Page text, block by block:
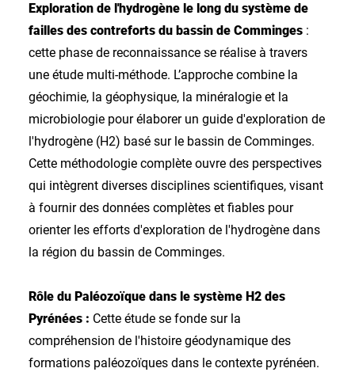
Exploration de l'hydrogène le long du système de
failles des contreforts du bassin de Comminges :
cette phase de reconnaissance se réalise à travers
une étude multi-méthode. L’approche combine la
géochimie, la géophysique, la minéralogie et la
microbiologie pour élaborer un guide d'exploration de
l'hydrogène (H2) basé sur le bassin de Comminges.
Cette méthodologie complète ouvre des perspectives
qui intègrent diverses disciplines scientifiques, visant
à fournir des données complètes et fiables pour
orienter les efforts d'exploration de l'hydrogène dans
la région du bassin de Comminges.
Rôle du Paléozoïque dans le système H2 des
Pyrénées : Cette étude se fonde sur la
compréhension de l'histoire géodynamique des
formations paléozoïques dans le contexte pyrénéen.